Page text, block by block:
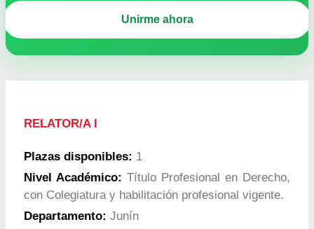
Unirme ahora
RELATOR/A I
Plazas disponibles: 1
Nivel Académico: Título Profesional en Derecho,
con Colegiatura y habilitación profesional vigente.
Departamento: Junín